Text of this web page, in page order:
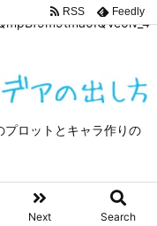
ロットとキャラ作りの
Next Search
RSS Feedly